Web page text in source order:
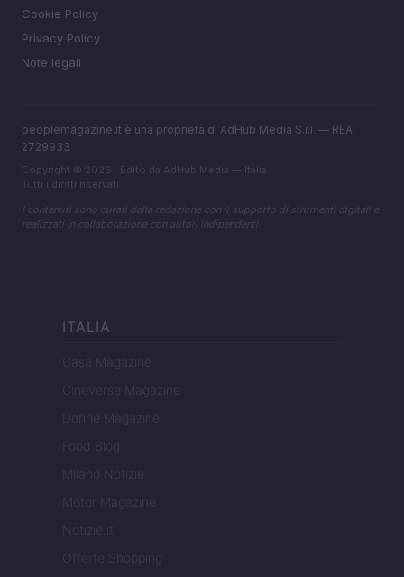
Cookie Policy
Privacy Policy
Note legali
peoplemagazine.it è una proprietà di AdHub Media S.r.l. — REA
2729933
Copyright © 2026 · Edito da AdHub Media — Italia
Tutti i diritti riservati
I contenuti sono curati dalla redazione con il supporto di strumenti digitali e
realizzati in collaborazione con autori indipendenti.
ITALIA
Casa Magazine
Cineverse Magazine
Donne Magazine
Food Blog
Milano Notizie
Motor Magazine
Notizie.it
Offerte Shopping